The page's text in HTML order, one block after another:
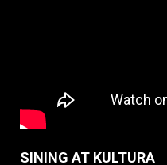
SINING AT KULTURA